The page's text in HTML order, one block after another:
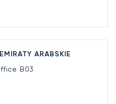
ARABSKIE
B03